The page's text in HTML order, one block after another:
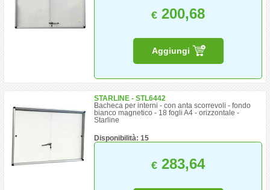
€ 200,68
Aggiungi
STARLINE - STL6442
Bacheca per interni - con anta scorrevoli - fondo
bianco magnetico - 18 fogli A4 - orizzontale -
Starline
Disponibilità: 15
€ 283,64